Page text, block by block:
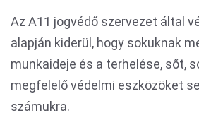
Az A11 jogvédő szervezet által
alapján kiderül, hogy sokuknak
munkaideje és a terhelése, sőt,
megfelelő védelmi eszközöket
számukra.